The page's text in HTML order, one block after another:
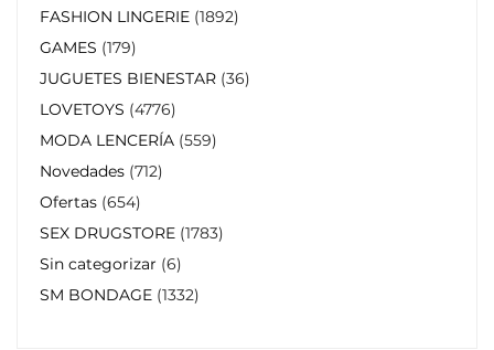
FASHION LINGERIE 1892
GAMES 179
JUGUETES BIENESTAR 36
LOVETOYS 4776
MODA LENCERÍA 559
Novedades 712
Ofertas 654
SEX DRUGSTORE 1783
Sin categorizar 6
SM BONDAGE 1332